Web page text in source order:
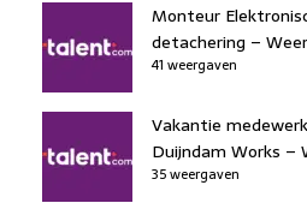
Monteur
detachering –
41 weergaven
Vakantie
Duijndam Works –
35 weergaven